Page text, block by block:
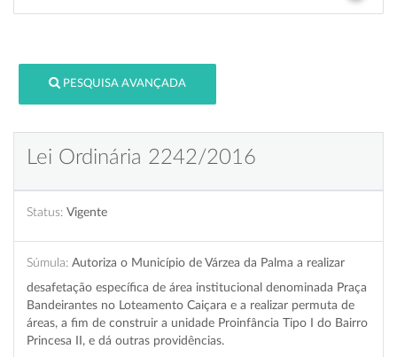
PESQUISA AVANÇADA
Lei Ordinária 2242/2016
Status: Vigente
Súmula: Autoriza o Município de Várzea da Palma a realizar
desafetação específica de área institucional denominada Praça
Bandeirantes no Loteamento Caiçara e a realizar permuta de
áreas, a fim de construir a unidade Proinfância Tipo I do Bairro
Princesa II, e dá outras providências.